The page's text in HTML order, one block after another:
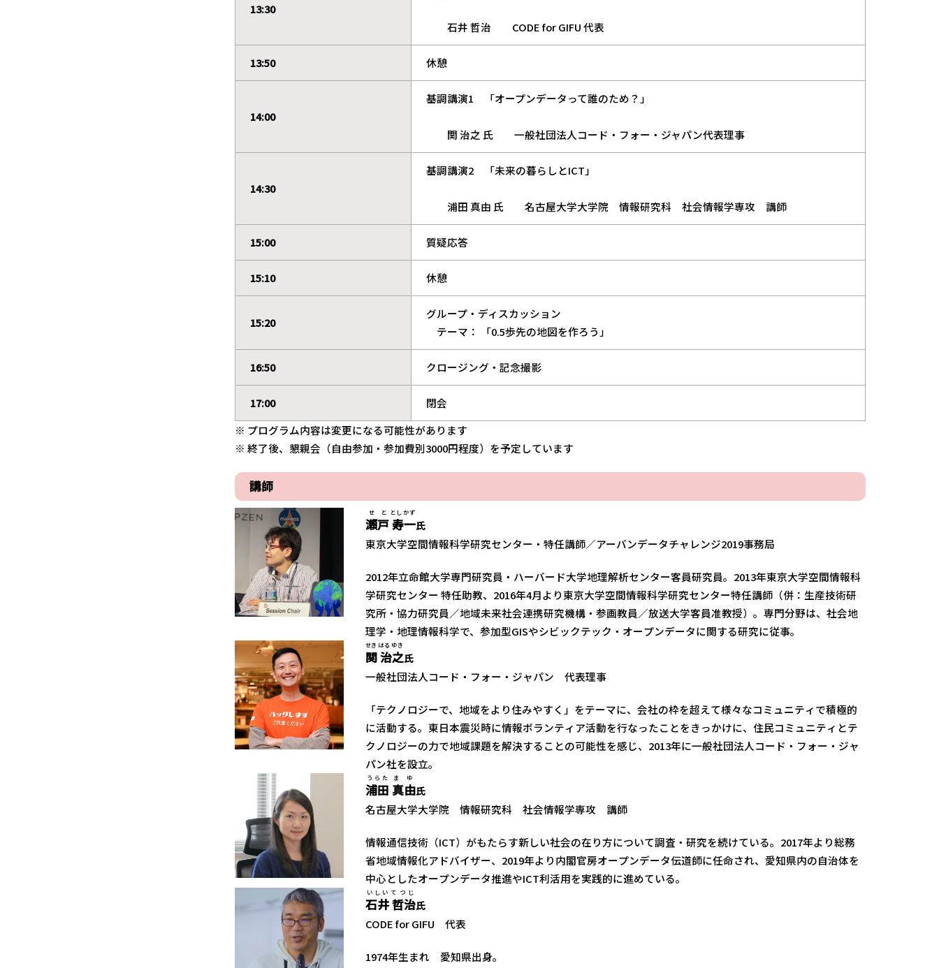
13:30
石井 哲治 CODE for GIFU 代表
13:50 休憩
14:00
基調講演1 「オープンデータって誰のため？」
関 治之 氏 一般社団法人コード・フォー・ジャパン代表理事
14:30
基調講演2 「未来の暮らしとICT」
浦田 真由 氏 名古屋大学大学院 情報研究科 社会情報学専攻 講師
15:00 質疑応答
15:10 休憩
15:20
グループ・ディスカッション
テーマ： 「0.5歩先の地図を作ろう」
16:50 クロージング・記念撮影
17:00
閉会
※ プログラム内容は変更になる可能性があります
※ 終了後、懇親会（自由参加・参加費別3000円程度）を予定しています
講師
瀬戸
せと
寿一
としかず
氏
東京大学空間情報科学研究センター・特任講師／アーバンデータチャレンジ2019事務局
2012年立命館大学専門研究員・ハーバード大学地理解析センター客員研究員。2013年東京大学空間情報科
学研究センター 特任助教、2016年4月より東京大学空間情報科学研究センター特任講師（併：生産技術研
究所・協力研究員／地域未来社会連携研究機構・参画教員／放送大学客員准教授）。専門分野は、社会地
理学・地理情報科学で、参加型GISやシビックテック・オープンデータに関する研究に従事。
関
せき
治之
はるゆき
氏
一般社団法人コード・フォー・ジャパン 代表理事
「テクノロジーで、地域をより住みやすく」をテーマに、会社の枠を超えて様々なコミュニティで積極的
に活動する。東日本震災時に情報ボランティア活動を行なったことをきっかけに、住民コミュニティとテ
クノロジーの力で地域課題を解決することの可能性を感じ、2013年に一般社団法人コード・フォー・ジャ
パン社を設立。
浦田
うらた
真由
まゆ
氏
名古屋大学大学院 情報研究科 社会情報学専攻 講師
情報通信技術（ICT）がもたらす新しい社会の在り方について調査・研究を続けている。2017年より総務
省地域情報化アドバイザー、2019年より内閣官房オープンデータ伝道師に任命され、愛知県内の自治体を
中心としたオープンデータ推進やICT利活用を実践的に進めている。
石井
いしい
哲治
てつじ
氏
CODE for GIFU 代表
1974年生まれ 愛知県出身。